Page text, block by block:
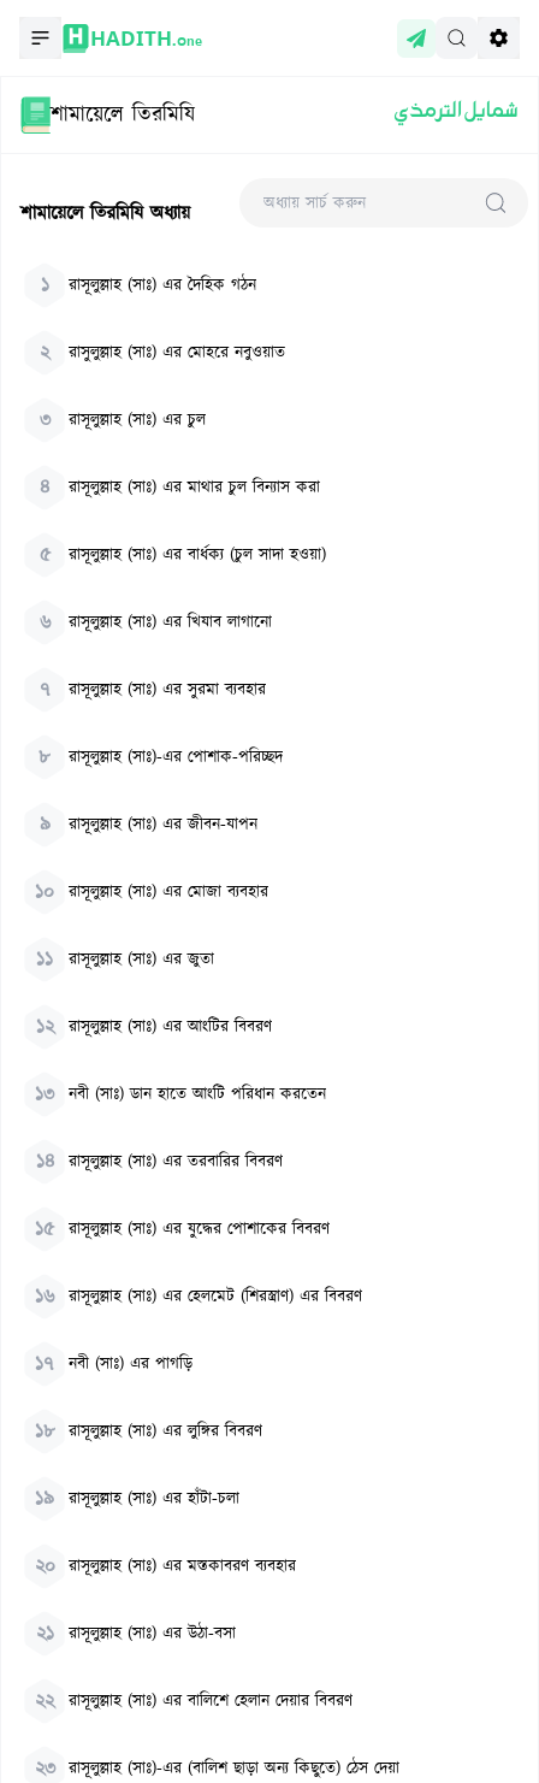
HADITH.One
শামায়েলে তিরমিযি شمايل الترمذي
শামায়েলে তিরমিযি অধ্যায়
১ রাসূলুল্লাহ (সাঃ) এর দৈহিক গঠন
২ রাসুলুল্লাহ (সাঃ) এর মোহরে নবুওয়াত
৩ রাসূলুল্লাহ (সাঃ) এর চুল
৪ রাসূলুল্লাহ (সাঃ) এর মাথার চুল বিন্যাস করা
৫ রাসূলুল্লাহ (সাঃ) এর বার্ধক্য (চুল সাদা হওয়া)
৬ রাসূলুল্লাহ (সাঃ) এর খিযাব লাগানো
৭ রাসূলুল্লাহ (সাঃ) এর সুরমা ব্যবহার
৮ রাসূলুল্লাহ (সাঃ)-এর পোশাক-পরিচ্ছদ
৯ রাসূলুল্লাহ (সাঃ) এর জীবন-যাপন
১০ রাসূলুল্লাহ (সাঃ) এর মোজা ব্যবহার
১১ রাসূলুল্লাহ (সাঃ) এর জুতা
১২ রাসূলুল্লাহ (সাঃ) এর আংটির বিবরণ
১৩ নবী (সাঃ) ডান হাতে আংটি পরিধান করতেন
১৪ রাসূলুল্লাহ (সাঃ) এর তরবারির বিবরণ
১৫ রাসূলুল্লাহ (সাঃ) এর যুদ্ধের পোশাকের বিবরণ
১৬ রাসূলুল্লাহ (সাঃ) এর হেলমেট (শিরস্ত্রাণ) এর বিবরণ
১৭ নবী (সাঃ) এর পাগড়ি
১৮ রাসূলুল্লাহ (সাঃ) এর লুঙ্গির বিবরণ
১৯ রাসূলুল্লাহ (সাঃ) এর হাঁটা-চলা
২০ রাসূলুল্লাহ (সাঃ) এর মস্তকাবরণ ব্যবহার
২১ রাসূলুল্লাহ (সাঃ) এর উঠা-বসা
২২ রাসূলুল্লাহ (সাঃ) এর বালিশে হেলান দেয়ার বিবরণ
২৩ রাসূলুল্লাহ (সাঃ)-এর (বালিশ ছাড়া অন্য কিছুতে) ঠেস দেয়া